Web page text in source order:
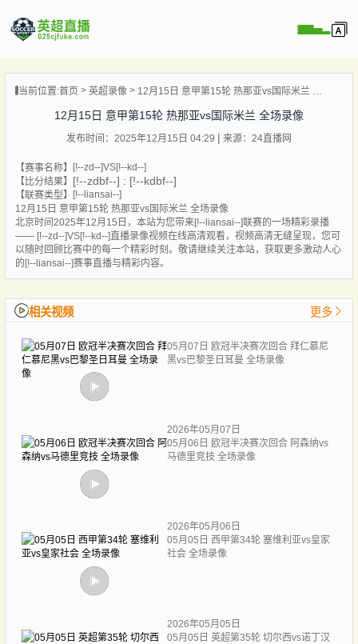
播
像
闻
当前位置:首页 英超录像 12月15日 意甲第15轮 热那亚vs国际米兰 全场录像
12月15日 意甲第15轮 热那亚vs国际米兰 全场录像
发布时间：2025年12月15日 04:29 来源：24直播网
【赛事名称】 [!--zd--]VS[!--kd--]
【比分结果】 [!--zdbf--] : [!--kdbf--]
【联赛类型】 [!--liansai--]
12月15日 意甲第15轮 热那亚vs国际米兰 全场录像
北京时间2025年12月15日，本站为您带来[!--liansai--]联赛的一场精彩录播
—— [!--zd--]VS[!--kd--]直播录像视频在线高清观看，视频高清无缝呈现，您可
以随时回顾比赛中的每一个精彩时刻。敬请继续关注本站，获取更多激动人心
的[!--liansai--]赛事直播与精彩内容。
相关视频 更多
05月07日 欧冠半决赛次回合 拜仁慕尼
黑vs巴黎圣日耳曼 全场录像
2026年05月07日
05月06日 欧冠半决赛次回合 阿森纳vs
马德里竞技 全场录像
2026年05月06日
05月05日 西甲第34轮 塞维利亚vs皇家
社会 全场录像
2026年05月05日
05月05日 英超第35轮 切尔西vs诺丁汉